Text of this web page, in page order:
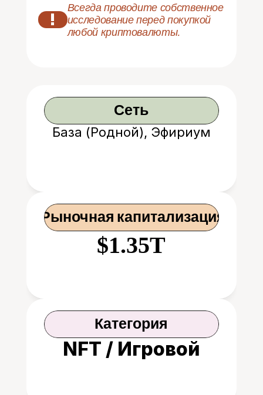
!
Всегда проводите собственное
исследование перед покупкой
любой криптовалюты.
Сеть
База (Родной), Эфириум
Рыночная капитализация
$1.35T
Категория
NFT / Игровой